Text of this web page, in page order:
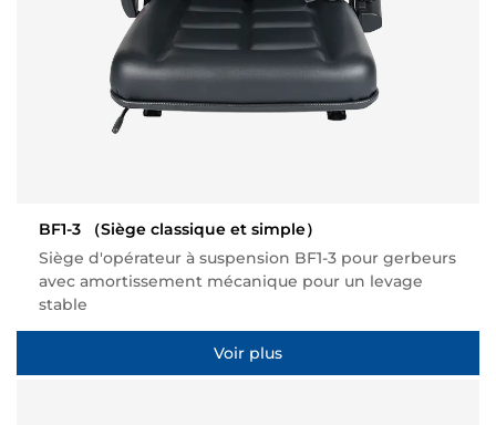
BF1-3
（Siège classique et simple）
Siège d'opérateur à suspension BF1-3 pour gerbeurs
avec amortissement mécanique pour un levage
stable
Voir plus